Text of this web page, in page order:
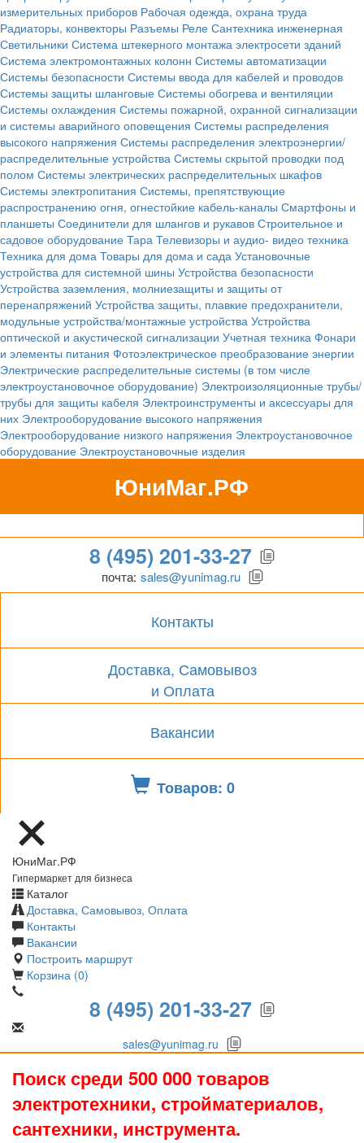
измерительных приборов Рабочая одежда, охрана труда
Радиаторы, конвекторы Разъемы Реле Сантехника инженерная
Светильники Система штекерного монтажа электросети зданий
Система электромонтажных колонн Системы автоматизации
Системы безопасности Системы ввода для кабелей и проводов
Системы защиты шланговые Системы обогрева и вентиляции
Системы охлаждения Системы пожарной, охранной сигнализации
и системы аварийного оповещения Системы распределения
высокого напряжения Системы распределения электроэнергии/
распределительные устройства Системы скрытой проводки под
полом Системы электрических распределительных шкафов
Системы электропитания Системы, препятствующие
распространению огня, огнестойкие кабель-каналы Смартфоны и
планшеты Соединители для шлангов и рукавов Строительное и
садовое оборудование Тара Телевизоры и аудио- видео техника
Техника для дома Товары для дома и сада Установочные
устройства для системной шины Устройства безопасности
Устройства заземления, молниезащиты и защиты от
перенапряжений Устройства защиты, плавкие предохранители,
модульные устройства/монтажные устройства Устройства
оптической и акустической сигнализации Учетная техника Фонари
и элементы питания Фотоэлектрическое преобразование энергии
Электрические распределительные системы (в том числе
электроустановочное оборудование) Электроизоляционные трубы/
трубы для защиты кабеля Электроинструменты и аксессуары для
них Электрооборудование высокого напряжения
Электрооборудование низкого напряжения Электроустановочное
оборудование Электроустановочные изделия
ЮниМаг.РФ
Гипермаркет для бизнеса
8 (495) 201-33-27
почта: sales@yunimag.ru
Контакты
Доставка, Самовывоз
и Оплата
Вакансии
Товаров: 0
ЮниМаг.РФ
Гипермаркет для бизнеса
Каталог
Доставка, Самовывоз, Оплата
Контакты
Вакансии
Построить маршрут
Корзина (0)
8 (495) 201-33-27
sales@yunimag.ru
Поиск среди 500 000 товаров
электротехники, стройматериалов,
сантехники, инструмента.